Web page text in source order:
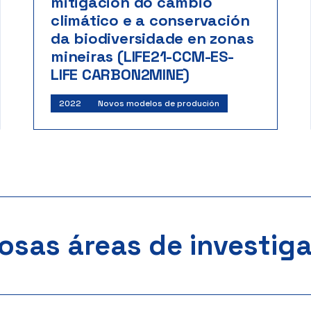
climático e a conservación
da biodiversidade en zonas
mineiras (LIFE21-CCM-ES-
LIFE CARBON2MINE)
Investigadores:Manuel Francisco Marey
Pérez
LIFE 2021 – Comisión Europea
2022 Novos modelos de produción
áreas de